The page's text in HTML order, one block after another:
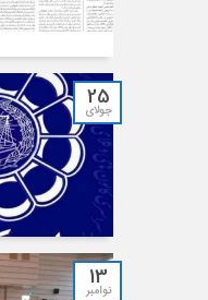
25
جولای
13
نوامبر